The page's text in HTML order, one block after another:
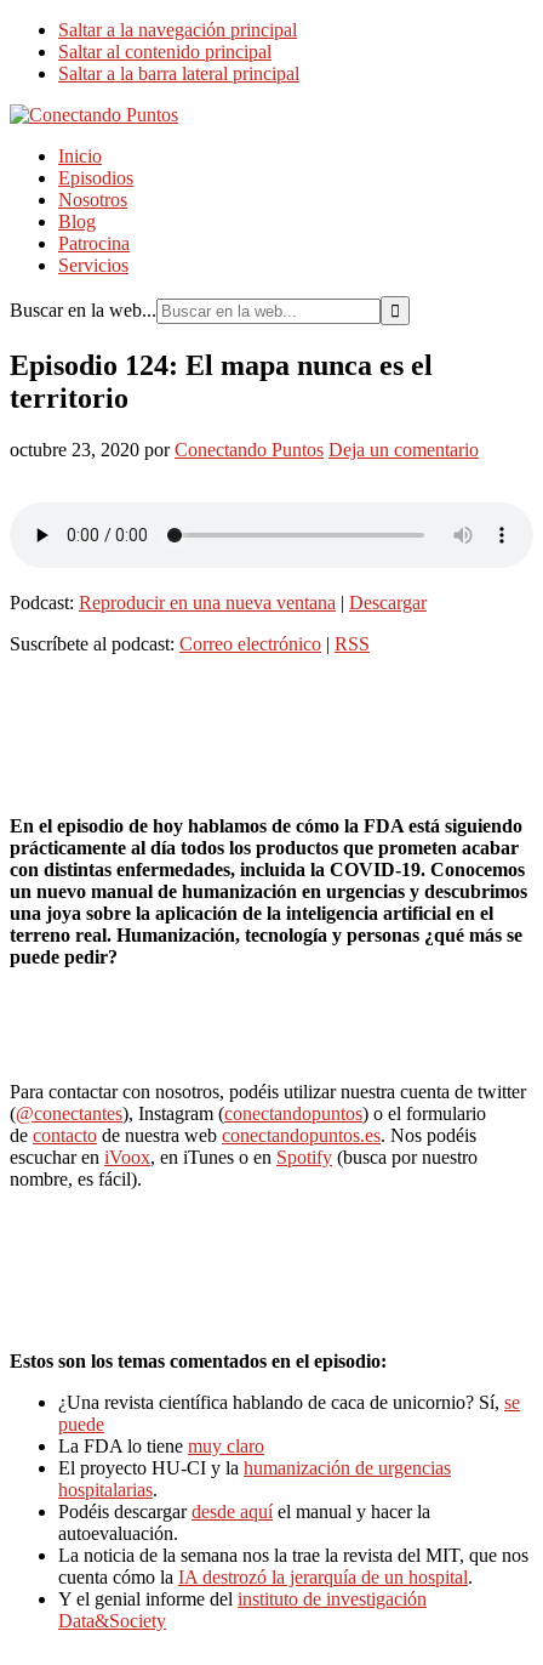
Saltar a la navegación principal
Saltar al contenido principal
Saltar a la barra lateral principal
Inicio
Episodios
Nosotros
Blog
Patrocina
Servicios
Buscar en la web...
Episodio 124: El mapa nunca es el
territorio
octubre 23, 2020 porConectando Puntos Deja un comentario
Podcast: Reproducir en una nueva ventana | Descargar
Suscríbete al podcast: Correo electrónico | RSS
En el episodio de hoy hablamos de cómo la FDA está siguiendo
prácticamente al día todos los productos que prometen acabar
con distintas enfermedades, incluida la COVID-19. Conocemos
un nuevo manual de humanización en urgencias y descubrimos
una joya sobre la aplicación de la inteligencia artificial en el
terreno real. Humanización, tecnología y personas ¿qué más se
puede pedir?
Para contactar con nosotros, podéis utilizar nuestra cuenta de twitter
(@conectantes), Instagram (conectandopuntos) o el formulario
de contacto de nuestra web conectandopuntos.es. Nos podéis
escuchar en iVoox, en iTunes o en Spotify (busca por nuestro
nombre, es fácil).
Estos son los temas comentados en el episodio:
¿Una revista científica hablando de caca de unicornio? Sí, se
puede
La FDA lo tiene muy claro
El proyecto HU-CI y la humanización de urgencias
hospitalarias.
Podéis descargardesde aquíel manual y hacer la
autoevaluación.
La noticia de la semana nos la trae la revista del MIT, que nos
cuenta cómo la IA destrozó la jerarquía de un hospital.
Y el genial informe del instituto de investigación
Data&Society